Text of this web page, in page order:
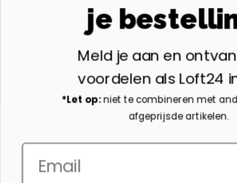
Aangesloten bij
je
Meld je aan en
voordelen als Loft24
*Let op:niet te combineren met
afgeprijsde artikelen.
Email